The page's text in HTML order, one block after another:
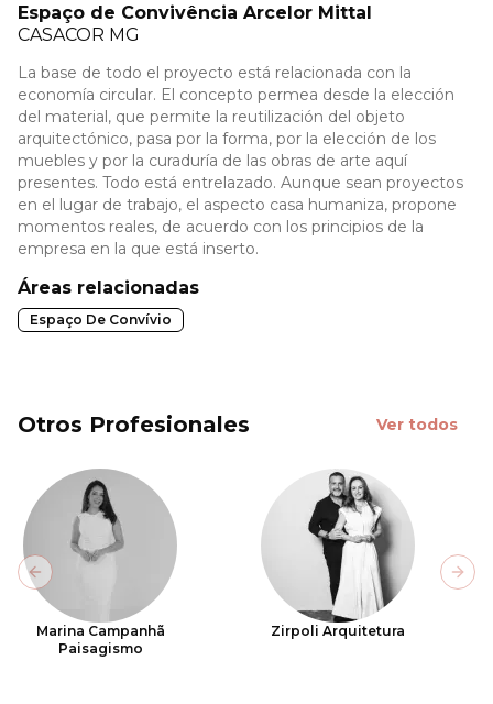
Espaço de Convivência Arcelor Mittal
CASACOR MG
La base de todo el proyecto está relacionada con la
economía circular. El concepto permea desde la elección
del material, que permite la reutilización del objeto
arquitectónico, pasa por la forma, por la elección de los
muebles y por la curaduría de las obras de arte aquí
presentes. Todo está entrelazado. Aunque sean proyectos
en el lugar de trabajo, el aspecto casa humaniza, propone
momentos reales, de acuerdo con los principios de la
empresa en la que está inserto.
Áreas relacionadas
Espaço De Convívio
Otros Profesionales Ver todos
Marina Campanhã
Paisagismo
Zirpoli Arquitetura
Previous slide